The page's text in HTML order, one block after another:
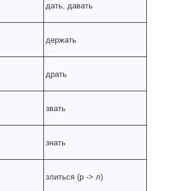
дать, давать
держать
драть
звать
знать
злиться (р -> л)